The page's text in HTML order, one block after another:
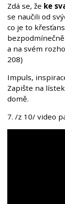
Zdá se, že ke
se naučili od
co je to
bezpodmínečně
a na svém
208)
Impuls,
Zapište na
domě.
7. /z 10/ video